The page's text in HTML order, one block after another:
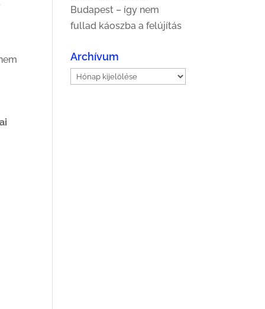
Budapest – így nem
fullad káoszba a felújítás
Archívum
Archívum